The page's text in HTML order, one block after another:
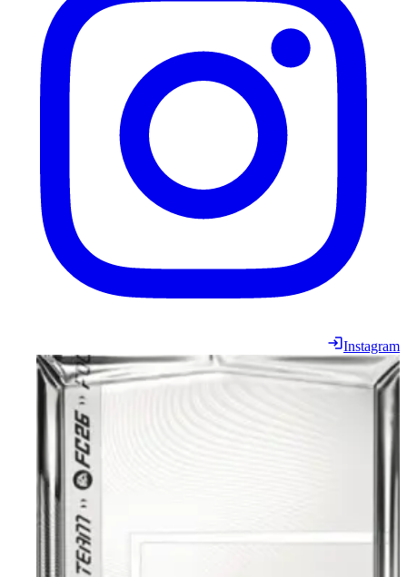
Instagram